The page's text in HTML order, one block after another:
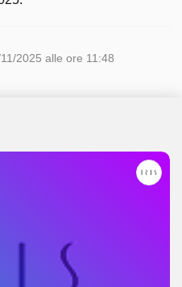
2025 alle ore 11:48